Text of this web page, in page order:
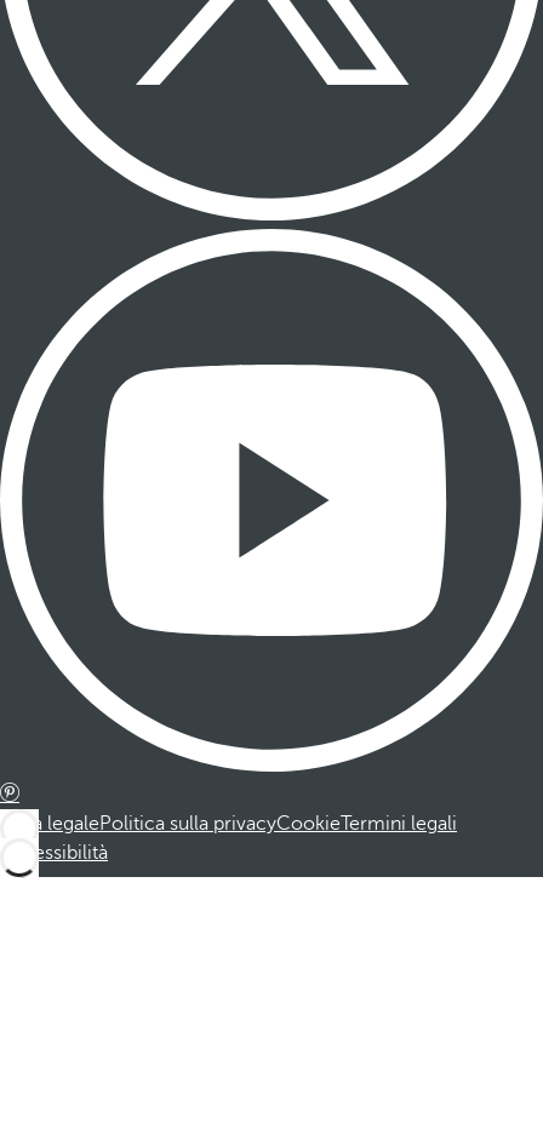
Nota legalePolitica sulla privacyCookieTermini legali
Accessibilità